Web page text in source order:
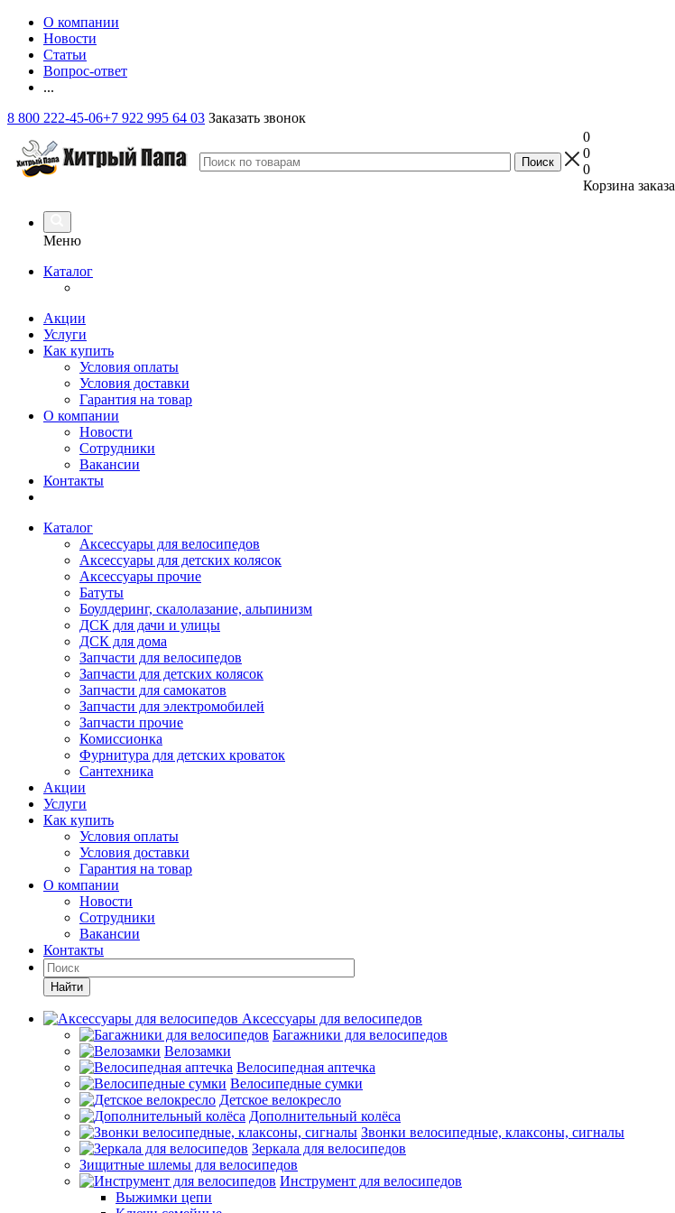
О компании
Новости
Статьи
Вопрос-ответ
...
8 800 222-45-06+7 922 995 64 03 Заказать звонок
0
0
0
Корзина заказа
Меню
Каталог
Акции
Услуги
Как купить
Условия оплаты
Условия доставки
Гарантия на товар
О компании
Новости
Сотрудники
Вакансии
Контакты
Каталог
Аксессуары для велосипедов
Аксессуары для детских колясок
Аксессуары прочие
Батуты
Боулдеринг, скалолазание, альпинизм
ДСК для дачи и улицы
ДСК для дома
Запчасти для велосипедов
Запчасти для детских колясок
Запчасти для самокатов
Запчасти для электромобилей
Запчасти прочие
Комиссионка
Фурнитура для детских кроваток
Сантехника
Акции
Услуги
Как купить
Условия оплаты
Условия доставки
Гарантия на товар
О компании
Новости
Сотрудники
Вакансии
Контакты
Найти
Аксессуары для велосипедов
Багажники для велосипедов
Велозамки
Велосипедная аптечка
Велосипедные сумки
Детское велокресло
Дополнительный колёса
Звонки велосипедные, клаксоны, сигналы
Зеркала для велосипедов
Зищитные шлемы для велосипедов
Инструмент для велосипедов
Выжимки цепи